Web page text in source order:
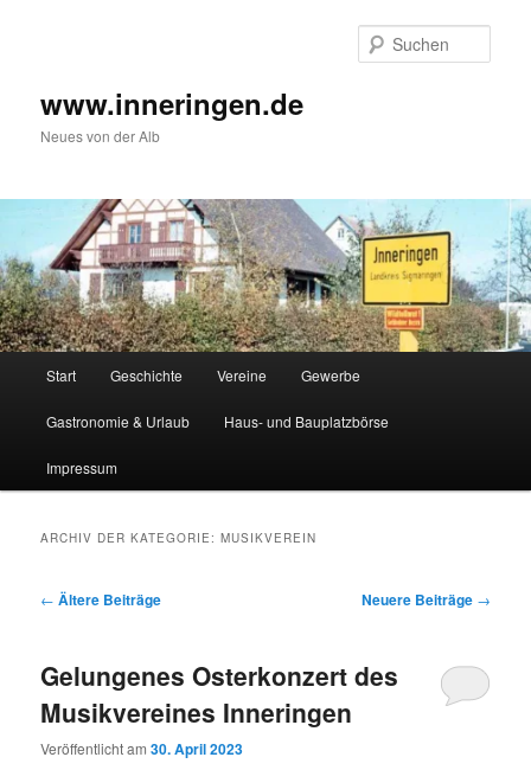
www.inneringen.de
Neues von der Alb
Start Geschichte Vereine Gewerbe
Gastronomie & Urlaub Haus- und Bauplatzbörse
Impressum
ARCHIV DER KATEGORIE:MUSIKVEREIN
Beitragsnavigation
← Ältere Beiträge Neuere Beiträge →
Gelungenes Osterkonzert des
Musikvereines Inneringen
Veröffentlicht am30. April 2023